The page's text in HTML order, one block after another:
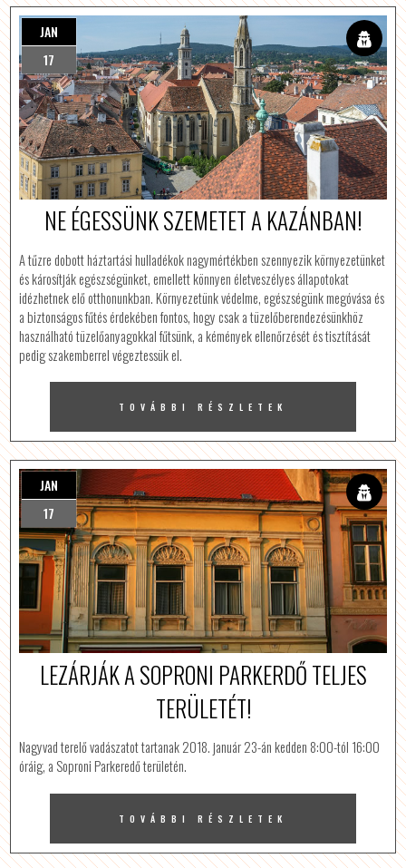
JAN
17
NE ÉGESSÜNK SZEMETET A KAZÁNBAN!
A tűzre dobott háztartási hulladékok nagymértékben szennyezik környezetünket
és károsítják egészségünket, emellett könnyen életveszélyes állapotokat
idézhetnek elő otthonunkban. Környezetünk védelme, egészségünk megóvása és
a biztonságos fűtés érdekében fontos, hogy csak a tüzelőberendezésünkhöz
használható tüzelőanyagokkal fűtsünk, a kémények ellenőrzését és tisztítását
pedig szakemberrel végeztessük el.
TOVÁBBI RÉSZLETEK
JAN
17
LEZÁRJÁK A SOPRONI PARKERDŐ TELJES
TERÜLETÉT!
Nagyvad terelő vadászatot tartanak 2018. január 23-án kedden 8:00-tól 16:00
óráig, a Soproni Parkeredő területén.
TOVÁBBI RÉSZLETEK